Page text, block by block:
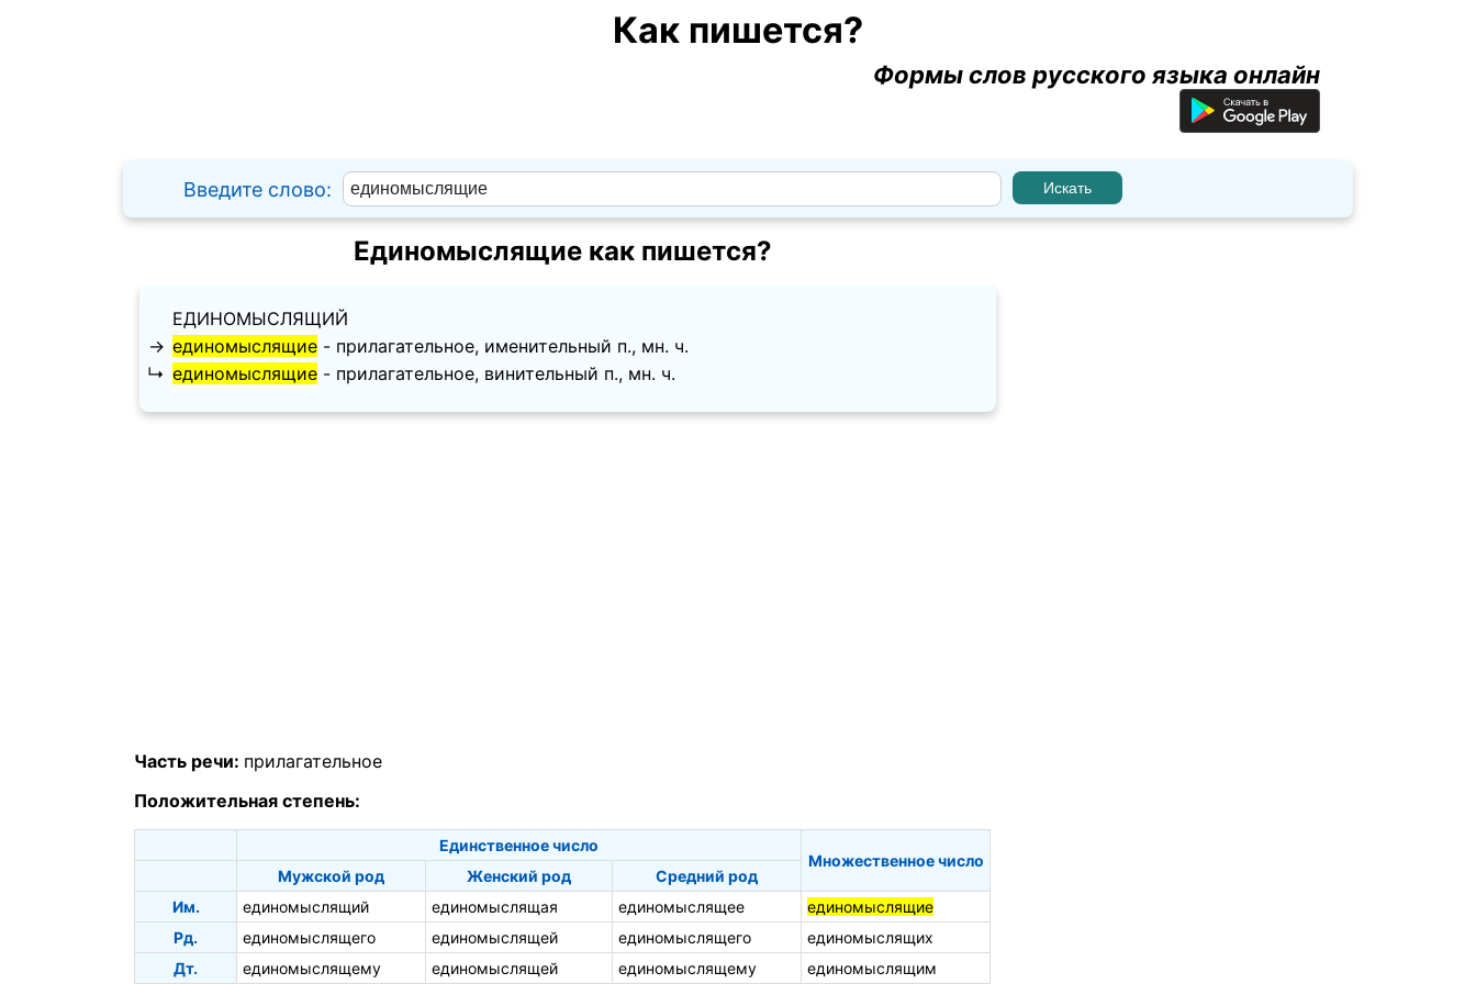
Как пишется?
Формы слов русского языка онлайн
Введите слово:
Единомыслящие как пишется?
ЕДИНОМЫСЛЯЩИЙ
→ единомыслящие - прилагательное, именительный п., мн. ч.
↳ единомыслящие - прилагательное, винительный п., мн. ч.
Часть речи: прилагательное
Положительная степень:
Единственное число
Множественное число
Мужской род
Женский род
Средний род
Им.
единомыслящий единомыслящая единомыслящее
единомыслящие
Рд.
единомыслящего единомыслящей единомыслящего
единомыслящих
Дт.
единомыслящему единомыслящей единомыслящему единомыслящим